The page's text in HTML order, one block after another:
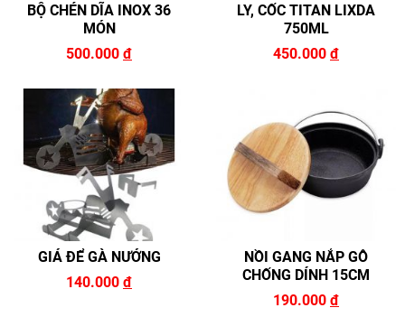
BỘ CHÉN DĨA INOX 36
MÓN
500.000 đ
LY, CỐC TITAN LIXDA
750ML
450.000 đ
GIÁ ĐỂ GÀ NƯỚNG
140.000 đ
NỒI GANG NẮP GỖ
CHỐNG DÍNH 15CM
190.000 đ